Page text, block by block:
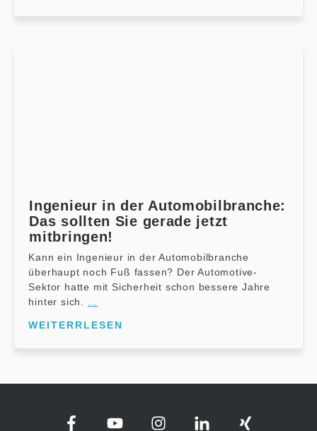
Ingenieur in der Automobilbranche:
Das sollten Sie gerade jetzt
mitbringen!
Kann ein Ingenieur in der Automobilbranche
überhaupt noch Fuß fassen? Der Automotive-
Sektor hatte mit Sicherheit schon bessere Jahre
hinter sich. ...
WEITERRLESEN